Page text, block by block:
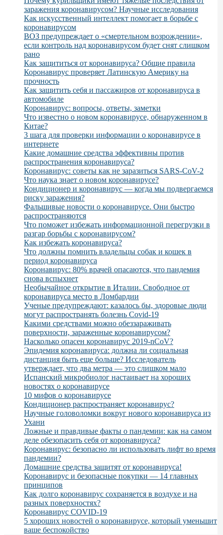
заражения коронавирусом? Научные исследования
Как искусственный интеллект помогает в борьбе с
коронавирусом
ВОЗ предупреждает о «смертельном возрождении»,
если контроль над коронавирусом будет снят слишком
рано
Как защититься от коронавируса? Общие правила
Коронавирус проверяет Латинскую Америку на
прочность
Как защитить себя и пассажиров от коронавируса в
автомобиле
Коронавирус: вопросы, ответы, заметки
Что известно о новом коронавирусе, обнаруженном в
Китае?
3 шага для проверки информации о коронавирусе в
интернете
Какие домашние средства эффективны против
распространения коронавируса?
Коронавирус: советы как не заразиться SARS-CoV-2
Что наука знает о новом коронавирусе?
Кондиционер и коронавирус — когда мы подвергаемся
риску заражения?
Фальшивые новости о коронавирусе. Они быстро
распространяются
Что поможет избежать информационной перегрузки в
разгар борьбы с коронавирусом?
Как избежать коронавируса?
Что должны помнить владельцы собак и кошек в
период коронавируса
Коронавирус: 80% врачей опасаются, что пандемия
снова вспыхнет
Необычайное открытие в Италии. Свободное от
коронавируса место в Ломбардии
Ученые предупреждают: казалось бы, здоровые люди
могут распространять болезнь Covid-19
Какими средствами можно обеззараживать
поверхности, зараженные коронавирусом?
Насколько опасен коронавирус 2019-nCoV?
Эпидемия коронавируса: должна ли социальная
дистанция быть еще больше? Исследователь
утверждает, что два метра — это слишком мало
Испанский микробиолог настаивает на хороших
новостях о коронавирусе
10 мифов о коронавирусе
Кондиционер распространяет коронавирус?
Научные головоломки вокруг нового коронавируса из
Ухани
Ложные и правдивые факты о пандемии: как на самом
деле обезопасить себя от коронавируса?
Коронавирус: безопасно ли использовать лифт во время
пандемии?
Домашние средства защитят от коронавируса!
Коронавирус и безопасные покупки — 14 главных
принципов
Как долго коронавирус сохраняется в воздухе и на
разных поверхностях?
Коронавирус COVID-19
5 хороших новостей о коронавирусе, который уменьшит
ваше беспокойство